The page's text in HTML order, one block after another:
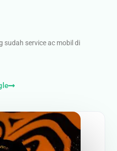
sudah service ac mobil di